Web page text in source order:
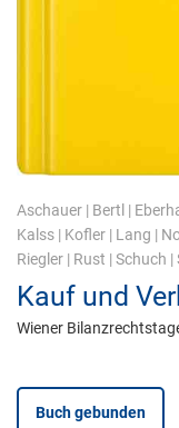
Aschauer | Bertl |
Kalss | Kofler | Lang |
Riegler | Rust | Schuch |
Kauf und
Wiener
Buch gebunden